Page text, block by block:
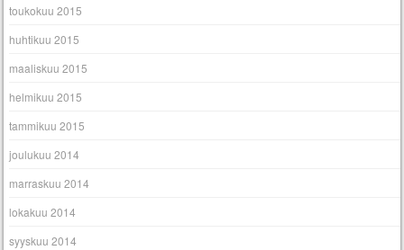
toukokuu 2015
huhtikuu 2015
maaliskuu 2015
helmikuu 2015
tammikuu 2015
joulukuu 2014
marraskuu 2014
lokakuu 2014
syyskuu 2014